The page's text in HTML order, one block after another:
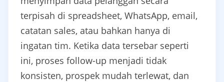
terpisah di spreadsheet, WhatsApp, email,
catatan sales, atau bahkan hanya di
ingatan tim. Ketika data tersebar seperti
ini, proses follow-up menjadi tidak
konsisten, prospek mudah terlewat, dan